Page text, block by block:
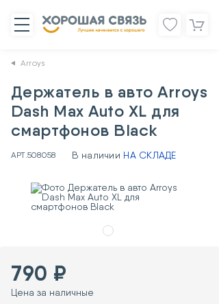
Arroys
Держатель в авто Arroys
Dash Max Auto XL для
смартфонов Black
АРТ.508058 В наличии НА СКЛАДЕ
790 ₽
Цена за наличные